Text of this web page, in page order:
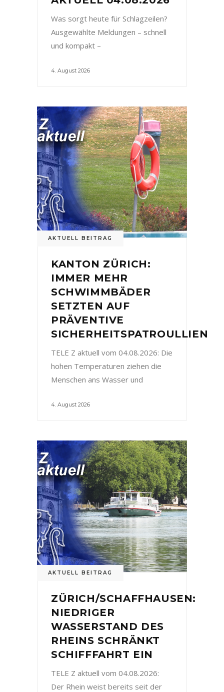
Was sorgt heute für Schlagzeilen?
Ausgewählte Meldungen – schnell
und kompakt –
4. August 2026
AKTUELL BEITRAG
KANTON ZÜRICH:
IMMER MEHR
SCHWIMMBÄDER
SETZTEN AUF
PRÄVENTIVE
SICHERHEITSPATROULLIEN
TELE Z aktuell vom 04.08.2026: Die
hohen Temperaturen ziehen die
Menschen ans Wasser und
4. August 2026
AKTUELL BEITRAG
ZÜRICH/SCHAFFHAUSEN:
NIEDRIGER
WASSERSTAND DES
RHEINS SCHRÄNKT
SCHIFFFAHRT EIN
TELE Z aktuell vom 04.08.2026:
Der Rhein weist bereits seit der